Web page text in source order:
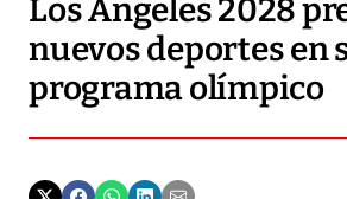
Los Ángeles 2028
nuevos deportes en
programa olímpico